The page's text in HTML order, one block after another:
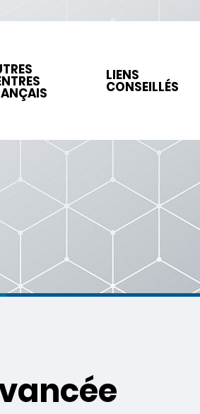
LIENS
CONSEILLÉS